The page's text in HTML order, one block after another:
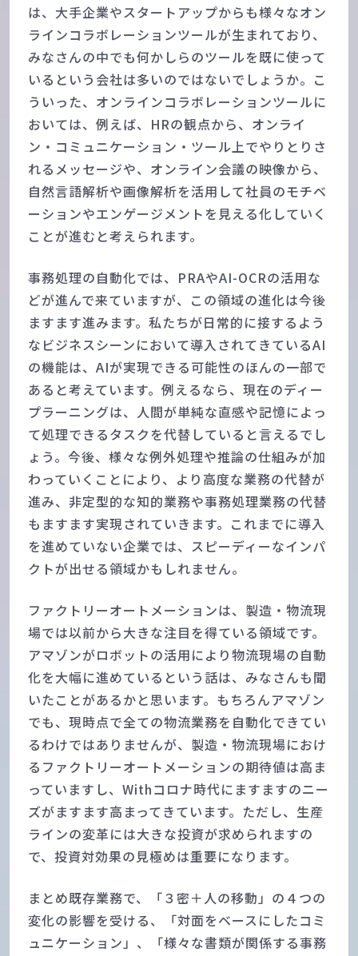
は、大手企業やスタートアップからも様々なオン
ラインコラボレーションツールが生まれており、
みなさんの中でも何かしらのツールを既に使って
いるという会社は多いのではないでしょうか。こ
ういった、オンラインコラボレーションツールに
おいては、例えば、HRの観点から、オンライ
ン・コミュニケーション・ツール上でやりとりさ
れるメッセージや、オンライン会議の映像から、
自然言語解析や画像解析を活用して社員のモチベ
ーションやエンゲージメントを見える化していく
ことが進むと考えられます。
事務処理の自動化では、PRAやAI-OCRの活用な
どが進んで来ていますが、この領域の進化は今後
ますます進みます。私たちが日常的に接するよう
なビジネスシーンにおいて導入されてきているAI
の機能は、AIが実現できる可能性のほんの一部で
あると考えています。例えるなら、現在のディー
プラーニングは、人間が単純な直感や記憶によっ
て処理できるタスクを代替していると言えるでし
ょう。今後、様々な例外処理や推論の仕組みが加
わっていくことにより、より高度な業務の代替が
進み、非定型的な知的業務や事務処理業務の代替
もますます実現されていきます。これまでに導入
を進めていない企業では、スピーディーなインパ
クトが出せる領域かもしれません。
ファクトリーオートメーションは、製造・物流現
場では以前から大きな注目を得ている領域です。
アマゾンがロボットの活用により物流現場の自動
化を大幅に進めているという話は、みなさんも聞
いたことがあるかと思います。もちろんアマゾン
でも、現時点で全ての物流業務を自動化できてい
るわけではありませんが、製造・物流現場におけ
るファクトリーオートメーションの期待値は高ま
っていますし、Withコロナ時代にますますのニー
ズがますます高まってきています。ただし、生産
ラインの変革には大きな投資が求められますの
で、投資対効果の見極めは重要になります。
まとめ既存業務で、「３密＋人の移動」の４つの
変化の影響を受ける、「対面をベースにしたコミ
ュニケーション」、「様々な書類が関係する事務